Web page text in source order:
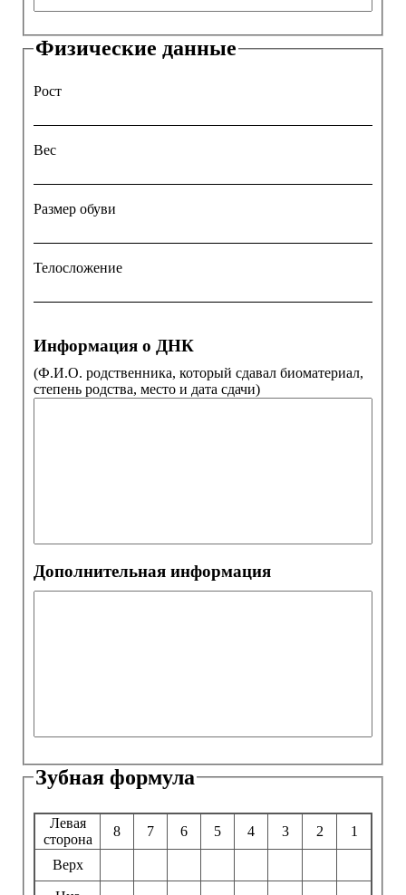
Физические данные
Рост
Вес
Размер обуви
Телосложение
Информация о ДНК
(Ф.И.О. родственника, который сдавал биоматериал,
степень родства, место и дата сдачи)
Дополнительная информация
Зубная формула
Левая
сторона
8 7 6 5 4 3 2 1
Верх